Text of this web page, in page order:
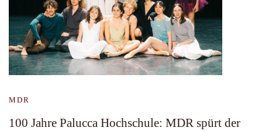
MDR
100 Jahre Palucca Hochschule: MDR spürt der